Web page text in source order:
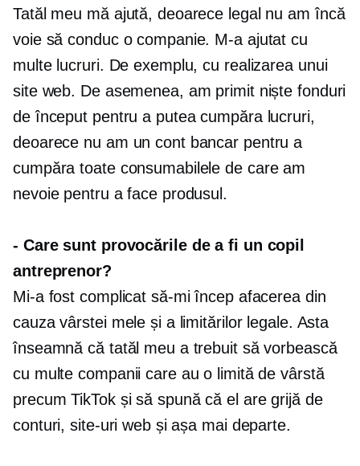
Tatăl meu mă ajută, deoarece legal nu am încă
voie să conduc o companie. M-a ajutat cu
multe lucruri. De exemplu, cu realizarea unui
site web. De asemenea, am primit niște fonduri
de început pentru a putea cumpăra lucruri,
deoarece nu am un cont bancar pentru a
cumpăra toate consumabilele de care am
nevoie pentru a face produsul.
- Care sunt provocările de a fi un copil
antreprenor?
Mi-a fost complicat să-mi încep afacerea din
cauza vârstei mele și a limitărilor legale. Asta
înseamnă că tatăl meu a trebuit să vorbească
cu multe companii care au o limită de vârstă
precum TikTok și să spună că el are grijă de
conturi, site-uri web și așa mai departe.